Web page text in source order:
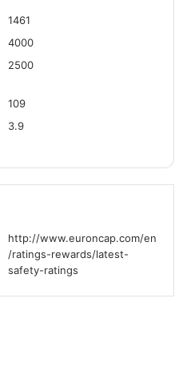
1461
4000
2500
109
3.9
http://www.euroncap.com/en
/ratings-rewards/latest-
safety-ratings